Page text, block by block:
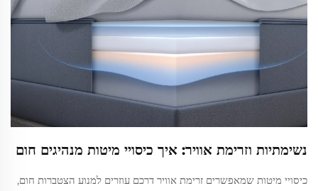
נשימתיות וזרימת אוויר: איך כיסויי מיטות מנהיגים חום
כיסויי מיטות שמאפשרים זרימת אוויר דרכם עוזרים למנוע הצטברות חום,